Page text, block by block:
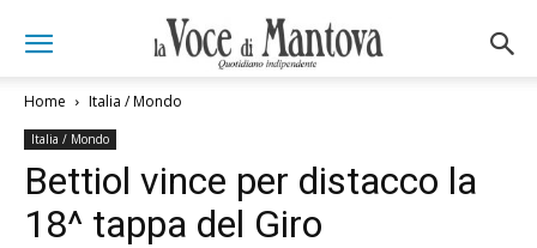
Home Italia / Mondo
Italia / Mondo
Bettiol vince per distacco la
18^ tappa del Giro